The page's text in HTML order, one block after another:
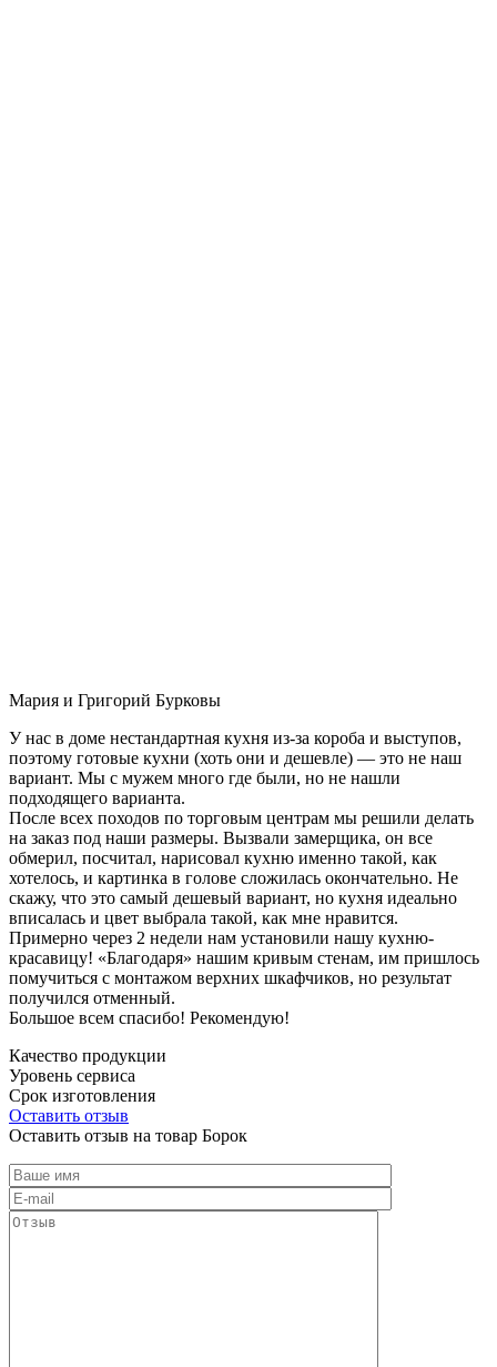
Мария и Григорий Бурковы
У нас в доме нестандартная кухня из-за короба и выступов,
поэтому готовые кухни (хоть они и дешевле) — это не наш
вариант. Мы с мужем много где были, но не нашли
подходящего варианта.
После всех походов по торговым центрам мы решили делать
на заказ под наши размеры. Вызвали замерщика, он все
обмерил, посчитал, нарисовал кухню именно такой, как
хотелось, и картинка в голове сложилась окончательно. Не
скажу, что это самый дешевый вариант, но кухня идеально
вписалась и цвет выбрала такой, как мне нравится.
Примерно через 2 недели нам установили нашу кухню-
красавицу! «Благодаря» нашим кривым стенам, им пришлось
помучиться с монтажом верхних шкафчиков, но результат
получился отменный.
Большое всем спасибо! Рекомендую!
Качество продукции
Уровень сервиса
Срок изготовления
Оставить отзыв
Оставить отзыв на товар Борок